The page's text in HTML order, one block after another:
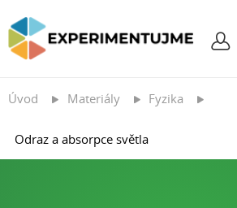
Úvod Materiály Fyzika
Odraz a absorpce světla